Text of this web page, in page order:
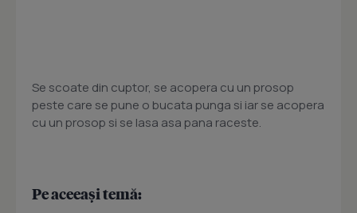
Se scoate din cuptor, se acopera cu un prosop
peste care se pune o bucata punga si iar se acopera
cu un prosop si se lasa asa pana raceste.
Pe aceeași temă: